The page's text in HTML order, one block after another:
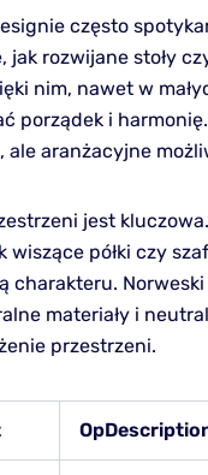
często
rozwijane stoły
nim, nawet w
porządek i
ale aranżacyjne
jest
wiszące półki czy
charakteru.
materiały i
przestrzeni.